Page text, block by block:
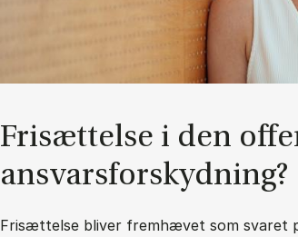
Fri­sæt­tel­se i den
an­svars­for­skyd­ning?
Frisættelse bliver fremhævet som svaret